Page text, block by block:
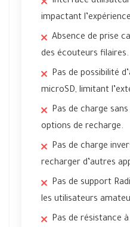
impactant
Absence de prise
des écouteurs filaires.
Pas de possibilité
microSD, limitant
Pas de charge
options de recharge.
Pas de charge
recharger d’autres
Pas de support
les utilisateurs
Pas de résistance